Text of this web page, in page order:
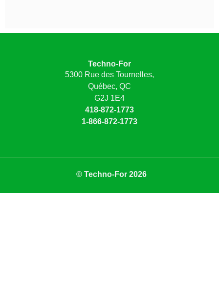
Techno-For
5300 Rue des Tournelles,
Québec, QC
G2J 1E4
418-872-1773
1-866-872-1773
© Techno-For 2026